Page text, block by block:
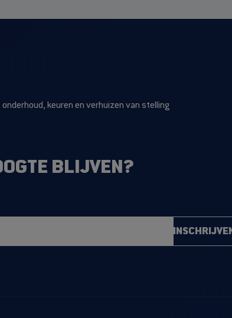
keuren en verhuizen van stelling
BLIJVEN?
INSCHRIJVEN